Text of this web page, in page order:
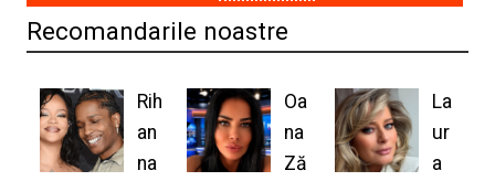
Recomandarile noastre
Rih
an
na
Oa
na
Ză
La
ur
a